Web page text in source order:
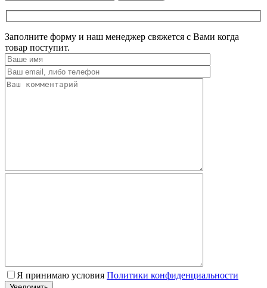
Заполните форму и наш менеджер свяжется с Вами когда
товар поступит.
Я принимаю условия Политики конфиденциальности